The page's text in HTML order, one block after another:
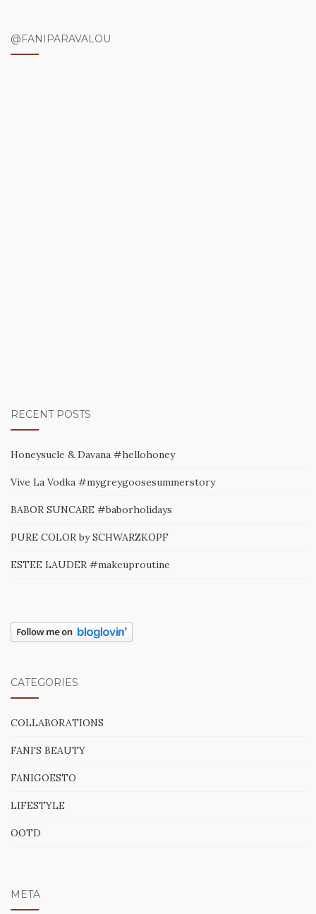
@FANIPARAVALOU
RECENT POSTS
Honeysucle & Davana #hellohoney
Vive La Vodka #mygreygoosesummerstory
BABOR SUNCARE #baborholidays
PURE COLOR by SCHWARZKOPF
ESTEE LAUDER #makeuproutine
CATEGORIES
COLLABORATIONS
FANI'S BEAUTY
FANIGOESTO
LIFESTYLE
OOTD
META